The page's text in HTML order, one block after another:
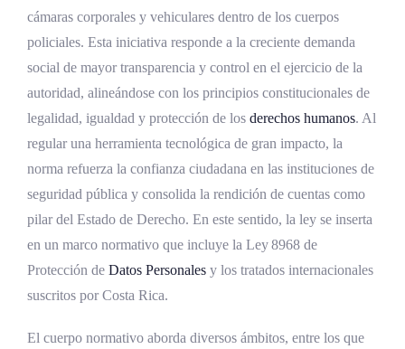
ARTÍCULO 3
ARTÍCULO 4
ARTÍCULO 5
ARTÍCULO 6
ARTÍCULO 8
ARTÍCULO 10
cámaras corporales y vehiculares dentro de los cuerpos
policiales. Esta iniciativa responde a la creciente demanda
social de mayor transparencia y control en el ejercicio de la
autoridad, alineándose con los principios constitucionales de
legalidad, igualdad y protección de los derechos humanos. Al
regular una herramienta tecnológica de gran impacto, la
norma refuerza la confianza ciudadana en las instituciones de
seguridad pública y consolida la rendición de cuentas como
pilar del Estado de Derecho. En este sentido, la ley se inserta
en un marco normativo que incluye la Ley 8968 de
Protección de Datos Personales y los tratados internacionales
suscritos por Costa Rica.
El cuerpo normativo aborda diversos ámbitos, entre los que